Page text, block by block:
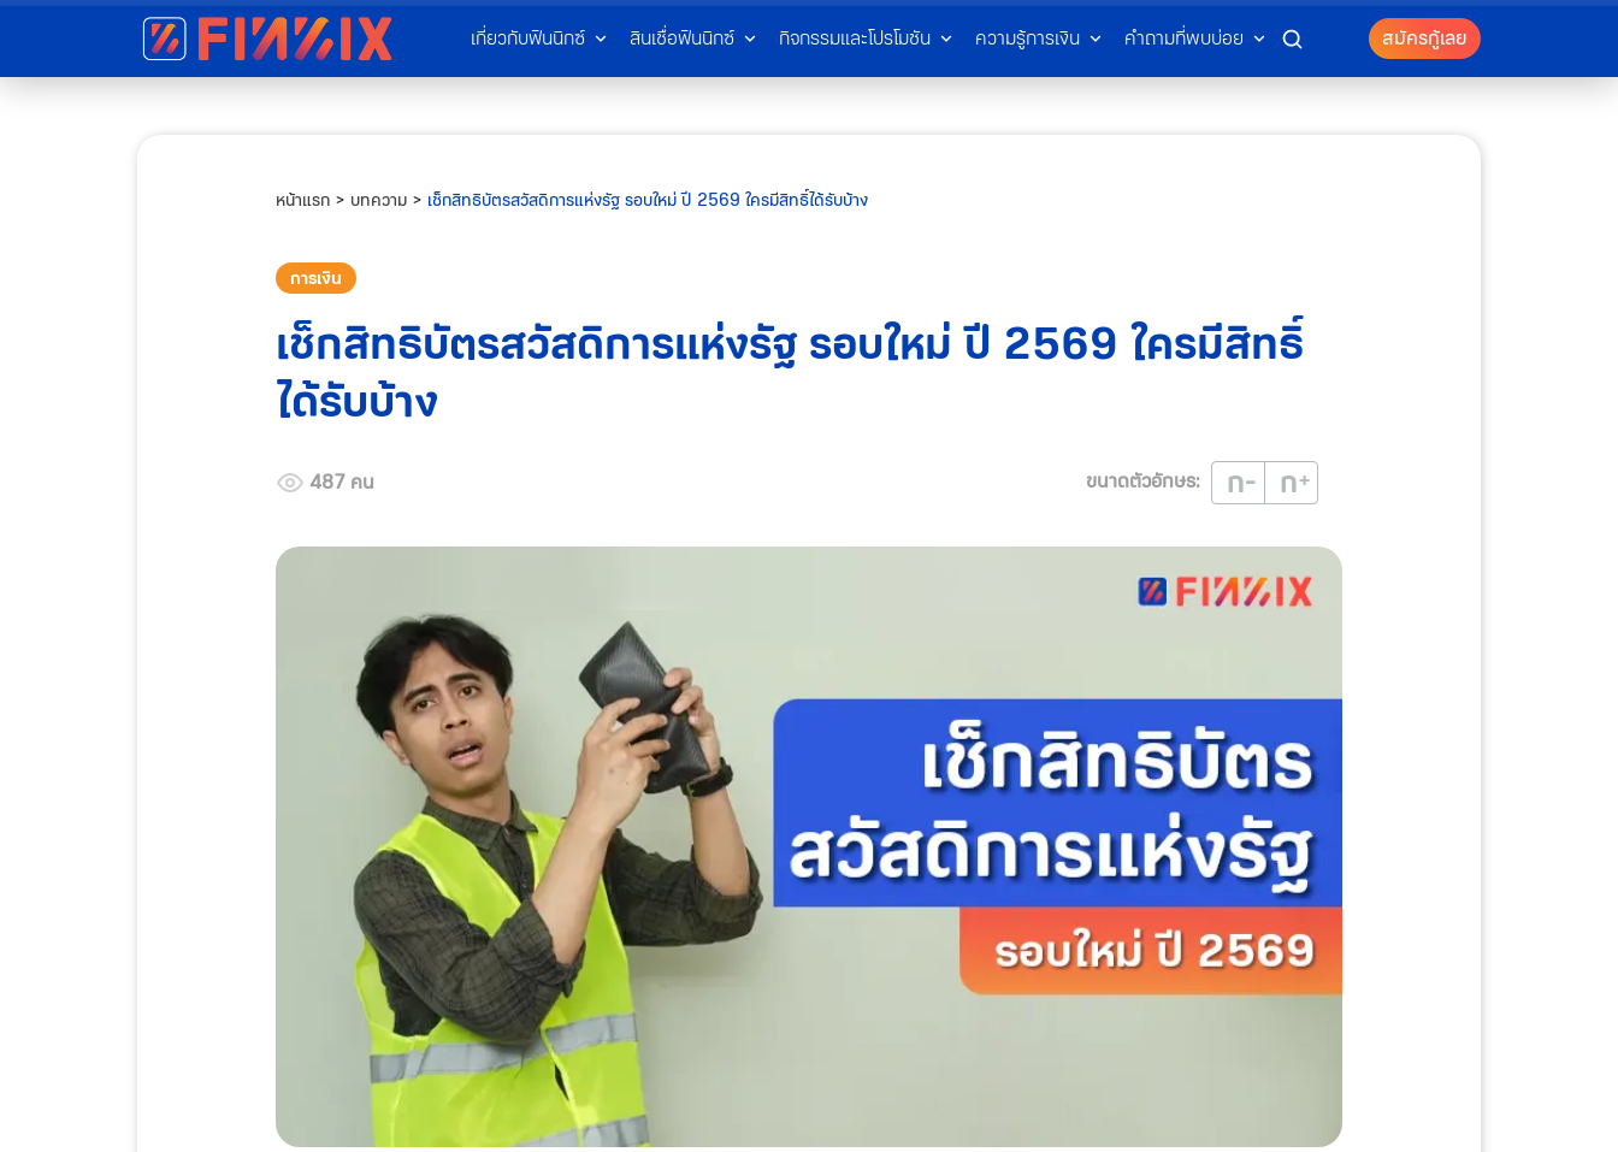
เกี่ยวกับฟินนิกซ์ สินเชื่อฟินนิกซ์ กิจกรรมและโปรโมชัน ความรู้การเงิน คำถามที่พบบ่อย สมัครกู้เลย
หน้าแรก > บทความ > เช็กสิทธิบัตรสวัสดิการแห่งรัฐ รอบใหม่ ปี 2569 ใครมีสิทธิ์ได้รับบ้าง
การเงิน
เช็กสิทธิบัตรสวัสดิการแห่งรัฐ รอบใหม่ ปี 2569 ใครมีสิทธิ์
ได้รับบ้าง
487 คน ขนาดตัวอักษร: ก ก